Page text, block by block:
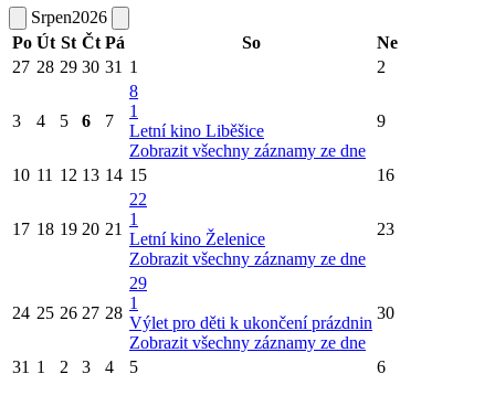
Srpen2026
Po Út St Čt Pá So
Ne
27 28 29 30 31 1 2
3 4 5 6 7
8
1
Letní kino Liběšice
Zobrazit všechny záznamy ze dne
9
10 11 12 13 14 15 16
17 18 19 20 21
22
1
Letní kino Želenice
Zobrazit všechny záznamy ze dne
23
24 25 26 27 28
29
1
Výlet pro děti k ukončení prázdnin
Zobrazit všechny záznamy ze dne
30
31 1 2 3 4 5 6